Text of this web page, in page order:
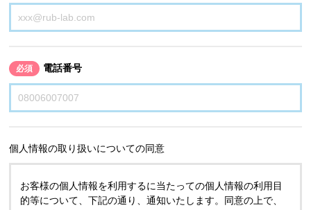
必須 電話番号
個人情報の取り扱いについての同意
お客様の個人情報を利用するに当たっての個人情報の利用目
的等について、下記の通り、通知いたします。同意の上で、